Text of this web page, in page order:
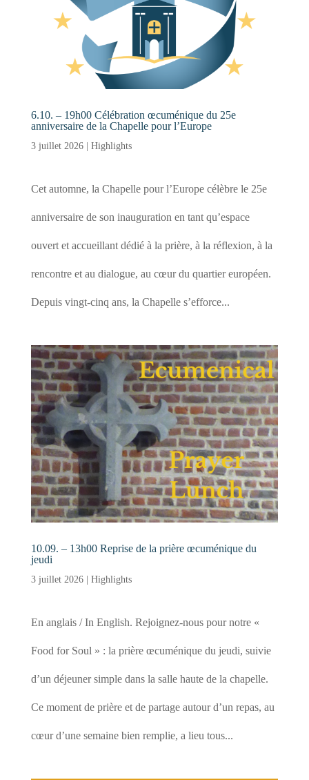
6.10. – 19h00 Célébration œcuménique du 25e
anniversaire de la Chapelle pour l’Europe
3 juillet 2026 Highlights
Cet automne, la Chapelle pour l’Europe célèbre le 25e
anniversaire de son inauguration en tant qu’espace
ouvert et accueillant dédié à la prière, à la réflexion, à la
rencontre et au dialogue, au cœur du quartier européen.
Depuis vingt-cinq ans, la Chapelle s’efforce...
10.09. – 13h00 Reprise de la prière œcuménique du
jeudi
3 juillet 2026 Highlights
En anglais / In English. Rejoignez-nous pour notre «
Food for Soul » : la prière œcuménique du jeudi, suivie
d’un déjeuner simple dans la salle haute de la chapelle.
Ce moment de prière et de partage autour d’un repas, au
cœur d’une semaine bien remplie, a lieu tous...